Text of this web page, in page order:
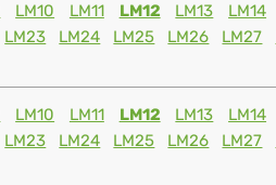
LM10 LM11 LM12 LM13 LM14
LM23 LM24 LM25 LM26 LM27
LM10 LM11 LM12 LM13 LM14
LM23 LM24 LM25 LM26 LM27